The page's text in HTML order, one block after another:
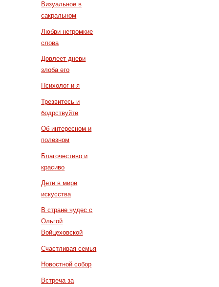
Визуальное в
сакральном
Любви негромкие
слова
Довлеет дневи
злоба его
Психолог и я
Трезвитесь и
бодрствуйте
Об интересном и
полезном
Благочестиво и
красиво
Дети в мире
искусства
В стране чудес с
Ольгой
Войцеховской
Счастливая семья
Новостной собор
Встреча за